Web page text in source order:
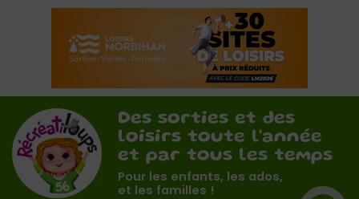
Des sorties et des
loisirs toute l'année
et par tous les temps
Pour les enfants, les ados,
et les familles !